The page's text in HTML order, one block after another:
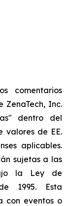
comentarios
ZenaTech, Inc.
dentro del
valores de EE.
aplicables.
sujetas a las
la Ley de
1995. Esta
con eventos o